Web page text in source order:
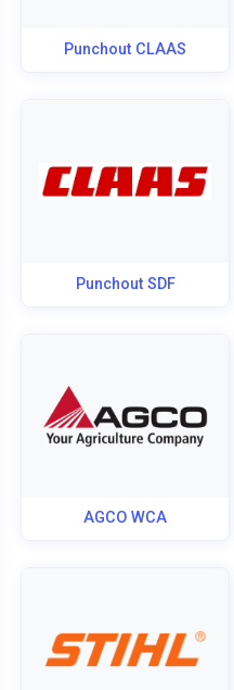
Punchout CLAAS
Punchout SDF
AGCO WCA